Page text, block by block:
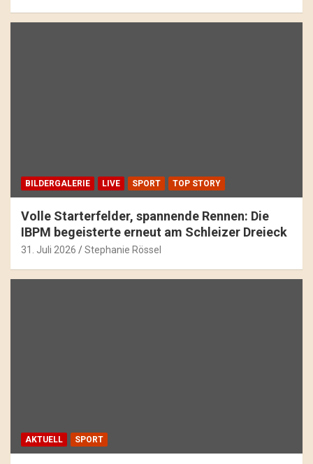
BILDERGALERIE LIVE SPORT TOP STORY
Volle Starterfelder, spannende Rennen: Die
IBPM begeisterte erneut am Schleizer Dreieck
31. Juli 2026 Stephanie Rössel
AKTUELL SPORT